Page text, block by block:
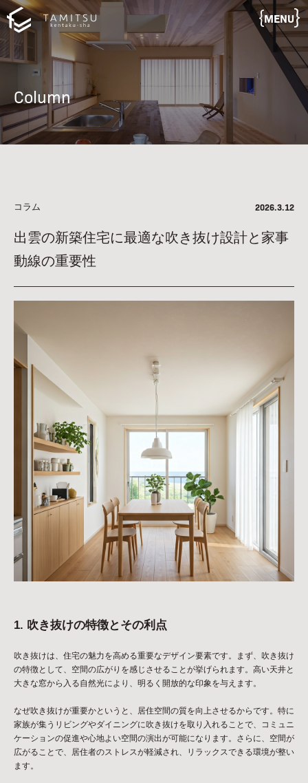
MENU
Column
コラム 2026.3.12
出雲の新築住宅に最適な吹き抜け設計と家事
動線の重要性
1. 吹き抜けの特徴とその利点
吹き抜けは、住宅の魅力を高める重要なデザイン要素です。まず、吹き抜け
の特徴として、空間の広がりを感じさせることが挙げられます。高い天井と
大きな窓から入る自然光により、明るく開放的な印象を与えます。
なぜ吹き抜けが重要かというと、居住空間の質を向上させるからです。特に
家族が集うリビングやダイニングに吹き抜けを取り入れることで、コミュニ
ケーションの促進や心地よい空間の演出が可能になります。さらに、空間が
広がることで、居住者のストレスが軽減され、リラックスできる環境が整い
ます。